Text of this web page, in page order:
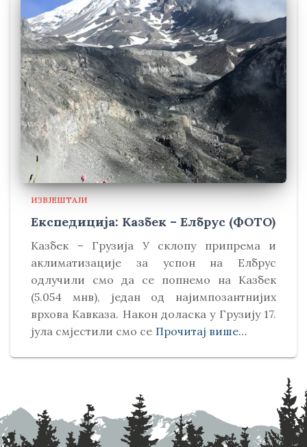
ИЗВЈЕШТАЈИ
Експедиција: Казбек – Елбрус (ФОТО)
Kазбек – Грузија У склопу припрема и
аклиматизације за успон на Елбрус
одлучили смо да се попнемо на Kазбек
(5.054 мнв), један од најимпозантнијих
врхова Kавказа. Након доласка у Грузију 17.
јула смјестили смо се Прочитај више…